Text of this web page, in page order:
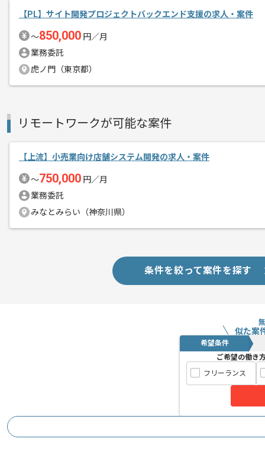
上流開発の経験を活かすことができます
基本的には一部リモート作業を見込んで
【PL】サイト開発プロジェクトバックエンド支援の求人・案件
〜850,000 円／月
業務委託
虎ノ門（東京都）
リモートワークが可能な案件
【上流】小売業向け店舗システム開発の求人・案件
〜750,000 円／月
業務委託
みなとみらい（神奈川県）
条件を絞って案件を探す
似た案
希望条件
ご希望の働き
フリーランス